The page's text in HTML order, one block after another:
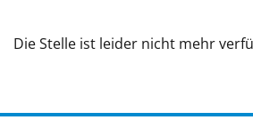
Die Stelle ist leider nicht mehr